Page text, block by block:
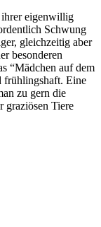
eigenwillig
Schwung
gleichzeitig aber
besonderen
“Mädchen auf dem
frühlingshaft. Eine
zu gern die
graziösen Tiere